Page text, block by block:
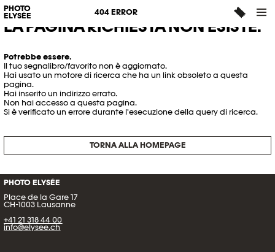
PHOTO
ELYSÉE
404 ERROR
LA PAGINA RICHIESTA NON ESISTE.
Potrebbe essere.
Il tuo segnalibro/favorito non è aggiornato.
Hai usato un motore di ricerca che ha un link obsoleto a questa
pagina.
Hai inserito un indirizzo errato.
Non hai accesso a questa pagina.
Si è verificato un errore durante l'esecuzione della query di ricerca.
TORNA ALLA HOMEPAGE
PHOTO ELYSÉE
Place de la Gare 17
CH-1003 Lausanne
+41 21 318 44 00
info@elysee.ch